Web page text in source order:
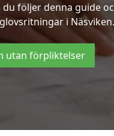
följer denna guide
i Näsviken.
utan förpliktelser